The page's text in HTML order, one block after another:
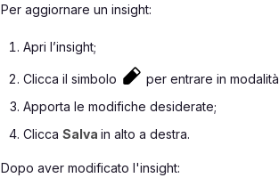
Per aggiornare un insight:
Apri l’insight;
Clicca il simbolo per entrare in modalità
Apporta le modifiche desiderate;
Clicca Salva in alto a destra.
Dopo aver modificato l'insight: